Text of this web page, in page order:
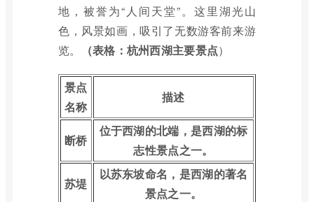
地，被誉为“人间天堂”。这里湖光山
色，风景如画，吸引了无数游客前来游
览。
（表格：杭州西湖主要景点）
景点
名称
描述
断桥
位于西湖的北端，是西湖的标
志性景点之一。
苏堤
以苏东坡命名，是西湖的著名
景点之一。